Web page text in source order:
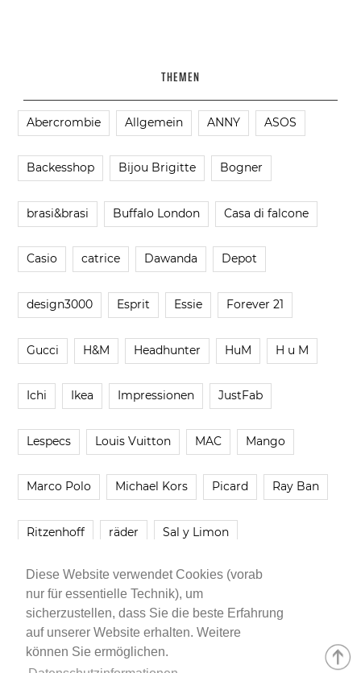
Diese Website verwendet Cookies (vorab
nur für essentielle Technik), um
sicherzustellen, dass Sie die beste Erfahrung
auf unserer Website erhalten. Weitere
können Sie ermöglichen.
THEMEN
Abercrombie Allgemein ANNY ASOS
Backesshop Bijou Brigitte Bogner
brasi&brasi Buffalo London Casa di falcone
Casio catrice Dawanda Depot
design3000 Esprit Essie Forever 21
Gucci H&M Headhunter HuM H u M
Ichi Ikea Impressionen JustFab
Lespecs Louis Vuitton MAC Mango
Marco Polo Michael Kors Picard Ray Ban
Ritzenhoff räder Sal y Limon
Smartbuyglasses smash! Steve Madden
Younique Zara